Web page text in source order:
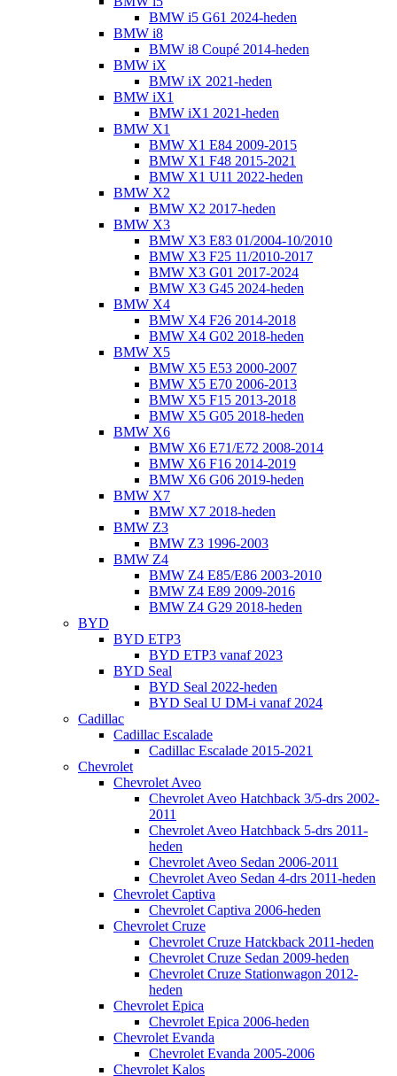
BMW i5 G61 2024-heden
BMW i8
BMW i8 Coupé 2014-heden
BMW iX
BMW iX 2021-heden
BMW iX1
BMW iX1 2021-heden
BMW X1
BMW X1 E84 2009-2015
BMW X1 F48 2015-2021
BMW X1 U11 2022-heden
BMW X2
BMW X2 2017-heden
BMW X3
BMW X3 E83 01/2004-10/2010
BMW X3 F25 11/2010-2017
BMW X3 G01 2017-2024
BMW X3 G45 2024-heden
BMW X4
BMW X4 F26 2014-2018
BMW X4 G02 2018-heden
BMW X5
BMW X5 E53 2000-2007
BMW X5 E70 2006-2013
BMW X5 F15 2013-2018
BMW X5 G05 2018-heden
BMW X6
BMW X6 E71/E72 2008-2014
BMW X6 F16 2014-2019
BMW X6 G06 2019-heden
BMW X7
BMW X7 2018-heden
BMW Z3
BMW Z3 1996-2003
BMW Z4
BMW Z4 E85/E86 2003-2010
BMW Z4 E89 2009-2016
BMW Z4 G29 2018-heden
BYD
BYD ETP3
BYD ETP3 vanaf 2023
BYD Seal
BYD Seal 2022-heden
BYD Seal U DM-i vanaf 2024
Cadillac
Cadillac Escalade
Cadillac Escalade 2015-2021
Chevrolet
Chevrolet Aveo
Chevrolet Aveo Hatchback 3/5-drs 2002-
2011
Chevrolet Aveo Hatchback 5-drs 2011-
heden
Chevrolet Aveo Sedan 2006-2011
Chevrolet Aveo Sedan 4-drs 2011-heden
Chevrolet Captiva
Chevrolet Captiva 2006-heden
Chevrolet Cruze
Chevrolet Cruze Hatckback 2011-heden
Chevrolet Cruze Sedan 2009-heden
Chevrolet Cruze Stationwagon 2012-
heden
Chevrolet Epica
Chevrolet Epica 2006-heden
Chevrolet Evanda
Chevrolet Evanda 2005-2006
Chevrolet Kalos